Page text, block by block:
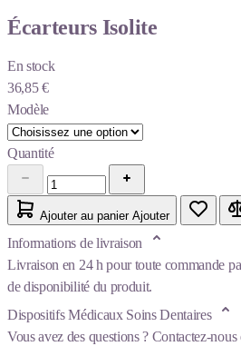
Écarteurs Isolite
En stock
36,85 €
Modèle
Quantité
Ajouter au panier Ajouter
Informations de livraison
Livraison en 24 h pour toute commande
de disponibilité du produit.
Dispositifs Médicaux Soins Dentaires
Vous avez des questions ? Contactez-